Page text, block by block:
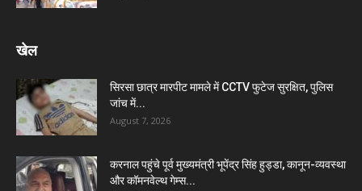
खेल
सिरसा छात्र मारपीट मामले में CCTV फुटेज सुरक्षित, पुलिस
जांच में...
August 7, 2026
करनाल पहुंचे पूर्व मुख्यमंत्री भूपेंद्र सिंह हुड्डा, कानून-व्यवस्था
और कॉमनवेल्थ गेम्स...